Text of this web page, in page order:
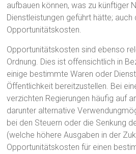
aufbauen können, was zu künftiger
Dienstleistungen geführt hätte; auch
Opportunitätskosten.
Opportunitätskosten sind ebenso
Ordnung. Dies ist offensichtlich in
einige bestimmte Waren oder
Öffentlichkeit bereitzustellen. Bei
verzichten Regierungen häufig auf
darunter alternative
bei den Steuern oder die Senkung
(welche höhere Ausgaben in der
Opportunitätskosten für einen